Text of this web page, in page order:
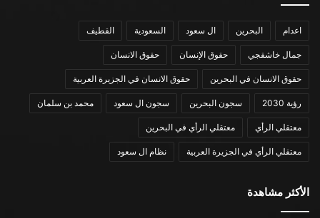
اعدام البحرين ال سعود السعودية القطيف
جمال خاشقجي حقوق الإنسان حقوق الانسان
حقوق الانسان في البحرين حقوق الانسان في الجزيرة العربية
رؤية 2030 سجون البحرين سجون ال سعود محمد بن سلمان
معتقلي الرأي معتقلي الرأي في البحرين
معتقلي الرأي في الجزيرة العربية نظام ال سعود
الأكثر مشاهدة